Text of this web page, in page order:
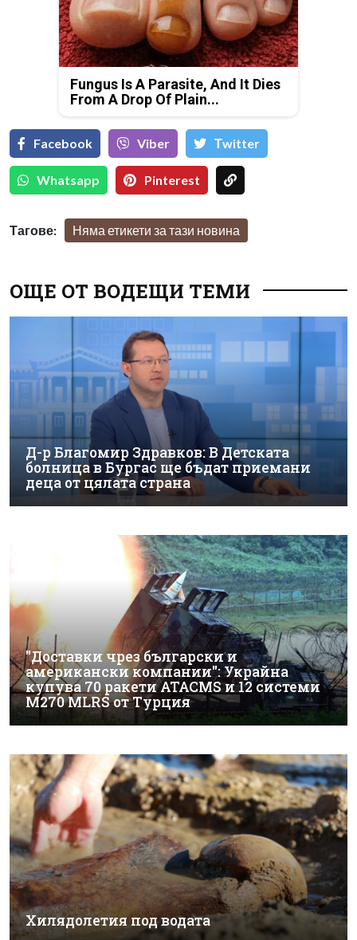
Fungus Is A Parasite, And It Dies
From A Drop Of Plain...
Facebook Viber Тwitter
Whatsapp Pinterest
Тагове: Няма етикети за тази новина
ОЩЕ ОТ ВОДЕЩИ ТЕМИ
Д-р Благомир Здравков: В Детската
болница в Бургас ще бъдат приемани
деца от цялата страна
"Доставки чрез български и
американски компании": Украйна
купува 70 ракети ATACMS и 12 системи
M270 MLRS от Турция
Хилядолетия под водата